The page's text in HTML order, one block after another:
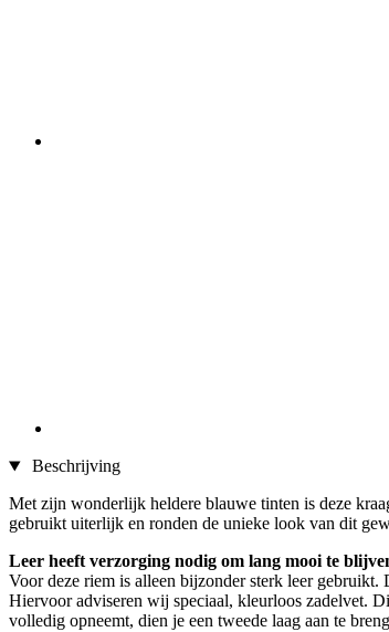
Beschrijving
Met zijn wonderlijk heldere blauwe tinten is deze
gebruikt uiterlijk en ronden de unieke look van dit
Leer heeft verzorging nodig om lang mooi te
Voor deze riem is alleen bijzonder sterk leer
Hiervoor adviseren wij speciaal, kleurloos zadelvet.
volledig opneemt, dien je een tweede laag aan te